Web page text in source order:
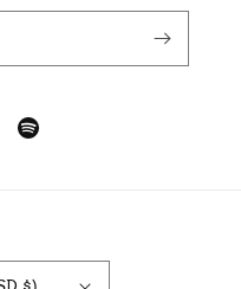
Spotify
$)